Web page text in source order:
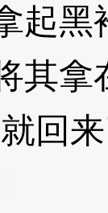
黑
其拿
来